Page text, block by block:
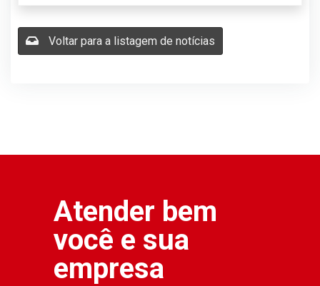
Voltar para a listagem de notícias
Atender bem
você e sua
empresa